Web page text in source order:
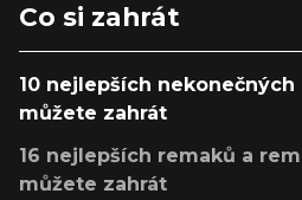
Co si zahrát
10 nejlepších
můžete zahrát
16 nejlepších remaků a
můžete zahrát